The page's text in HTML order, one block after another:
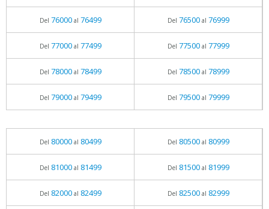
Del 76000al 76499 Del 76500al 76999
Del 77000al 77499 Del 77500al 77999
Del 78000al 78499 Del 78500al 78999
Del 79000al 79499 Del 79500al 79999
Del 80000al 80499 Del 80500al 80999
Del 81000al 81499 Del 81500al 81999
Del 82000al 82499 Del 82500al 82999